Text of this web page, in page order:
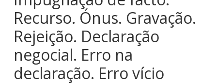
de
Coimbra
Recurso. Ónus. Gravação.
Rejeição. Declaração
negocial. Erro na
declaração. Erro vício